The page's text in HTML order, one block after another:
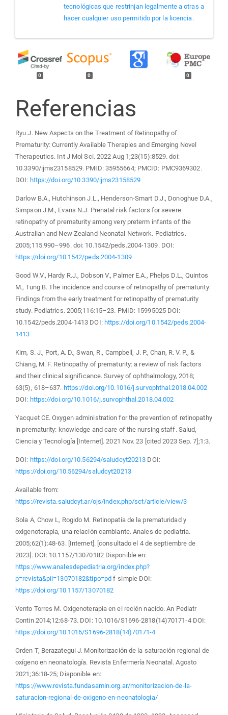
tecnológicas que restrinjan legalmente a otras a
hacer cualquier uso permitido por la licencia.
0 0 0
Referencias
Ryu J. New Aspects on the Treatment of Retinopathy of
Prematurity: Currently Available Therapies and Emerging Novel
Therapeutics. Int J Mol Sci. 2022 Aug 1;23(15):8529. doi:
10.3390/ijms23158529. PMID: 35955664; PMCID: PMC9369302.
DOI: https://doi.org/10.3390/ijms23158529
Darlow B.A., Hutchinson J.L., Henderson-Smart D.J., Donoghue D.A.,
Simpson J.M., Evans N.J. Prenatal risk factors for severe
retinopathy of prematurity among very preterm infants of the
Australian and New Zealand Neonatal Network. Pediatrics.
2005;115:990–996. doi: 10.1542/peds.2004-1309. DOI:
https://doi.org/10.1542/peds.2004-1309
Good W.V., Hardy R.J., Dobson V., Palmer E.A., Phelps D.L., Quintos
M., Tung B. The incidence and course of retinopathy of prematurity:
Findings from the early treatment for retinopathy of prematurity
study. Pediatrics. 2005;116:15–23. PMID: 15995025 DOI:
10.1542/peds.2004-1413 DOI: https://doi.org/10.1542/peds.2004-
1413
Kim, S. J., Port, A. D., Swan, R., Campbell, J. P., Chan, R. V. P., &
Chiang, M. F. Retinopathy of prematurity: a review of risk factors
and their clinical significance. Survey of ophthalmology, 2018;
63(5), 618–637. https://doi.org/10.1016/j.survophthal.2018.04.002
DOI: https://doi.org/10.1016/j.survophthal.2018.04.002
Yacquet CE. Oxygen administration for the prevention of retinopathy
in prematurity: knowledge and care of the nursing staff. Salud,
Ciencia y Tecnología [Internet]. 2021 Nov. 23 [cited 2023 Sep. 7];1:3.
DOI: https://doi.org/10.56294/saludcyt20213 DOI:
https://doi.org/10.56294/saludcyt20213
Available from:
https://revista.saludcyt.ar/ojs/index.php/sct/article/view/3
Sola A, Chow L, Rogido M. Retinopatía de la prematuridad y
oxigenoterapia, una relación cambiante. Anales de pediatría.
2005;62(1):48-63. [Internet]. [consultado el 4 de septiembre de
2023]. DOI: 10.1157/13070182 Disponible en:
https://www.analesdepediatria.org/index.php?
p=revista&pii=13070182&tipo=pd f-simple DOI:
https://doi.org/10.1157/13070182
Vento Torres M. Oxigenoterapia en el recién nacido. An Pediatr
Contin 2014;12:68-73. DOI: 10.1016/S1696-2818(14)70171-4 DOI:
https://doi.org/10.1016/S1696-2818(14)70171-4
Orden T, Berazategui J. Monitorización de la saturación regional de
oxígeno en neonatología. Revista Enfermería Neonatal. Agosto
2021;36:18-25; Disponible en:
https://www.revista.fundasamin.org.ar/monitorizacion-de-la-
saturacion-regional-de-oxigeno-en-neonatologia/